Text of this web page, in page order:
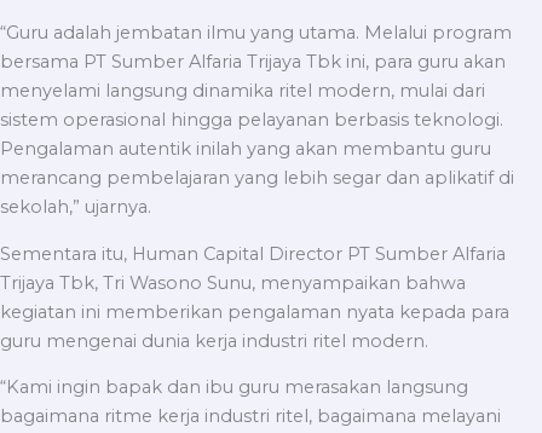
“Guru adalah jembatan ilmu yang utama. Melalui program
bersama PT Sumber Alfaria Trijaya Tbk ini, para guru akan
menyelami langsung dinamika ritel modern, mulai dari
sistem operasional hingga pelayanan berbasis teknologi.
Pengalaman autentik inilah yang akan membantu guru
merancang pembelajaran yang lebih segar dan aplikatif di
sekolah,” ujarnya.
Sementara itu, Human Capital Director PT Sumber Alfaria
Trijaya Tbk, Tri Wasono Sunu, menyampaikan bahwa
kegiatan ini memberikan pengalaman nyata kepada para
guru mengenai dunia kerja industri ritel modern.
“Kami ingin bapak dan ibu guru merasakan langsung
bagaimana ritme kerja industri ritel, bagaimana melayani